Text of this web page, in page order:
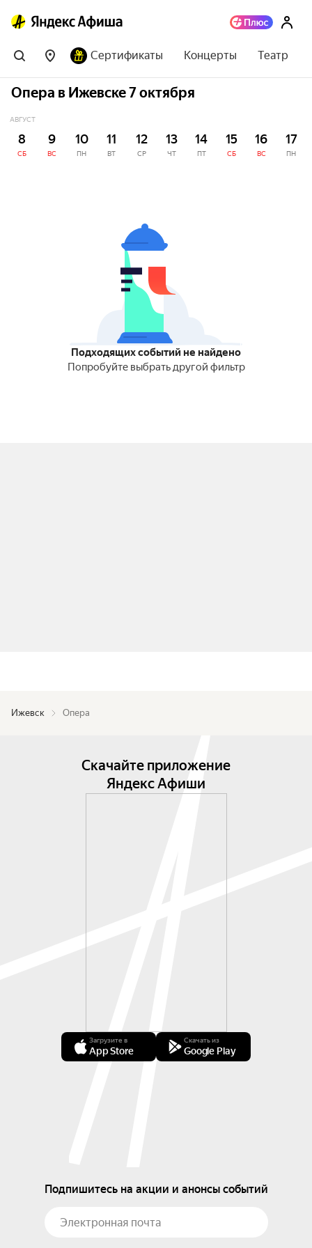
Сертификаты Концерты Театр
Опера в Ижевске 7 октября
АВГУСТ
8
СБ
9
ВС
10
ПН
11
ВТ
12
СР
13
ЧТ
14
ПТ
15
СБ
16
ВС
17
ПН
Подходящих событий не найдено
Попробуйте выбрать другой фильтр
Ижевск Опера
Скачайте приложение
Яндекс Афиши
Загрузите в
App Store
Скачать из
Google Play
Подпишитесь на акции и анонсы событий